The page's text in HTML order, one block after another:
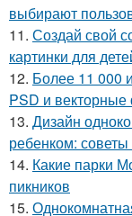
выбирают
11. Создай свой
картинки для
12. Более 11 000
PSD и
13. Дизайн
ребенком:
14. Какие парки
пикников
15.